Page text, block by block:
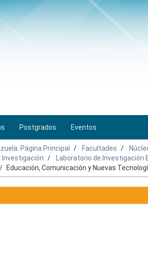
Postgrados Eventos
Página Principal Facultades
Investigación
Laboratorio de Investigación
Educación, Comunicación y Nuevas